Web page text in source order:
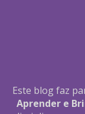
Este blog faz
Aprender e